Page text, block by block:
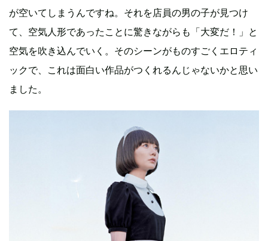
が空いてしまうんですね。それを店員の男の子が見つけ
て、空気人形であったことに驚きながらも「大変だ！」と
空気を吹き込んでいく。そのシーンがものすごくエロティ
ックで、これは面白い作品がつくれるんじゃないかと思い
ました。